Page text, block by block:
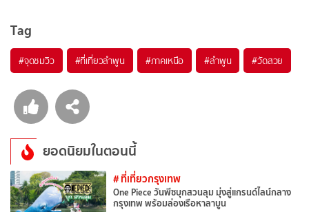
Tag
#จุดชมวิว #ที่เที่ยวลำพูน #ภาคเหนือ #ลำพูน #วัดสวย
ยอดนิยมในตอนนี้
# ที่เที่ยวกรุงเทพ
One Piece วันพีซบุกสวนลุม มุ่งสู่แกรนด์ไลน์กลาง
กรุงเทพ พร้อมล่องเรือหาลาบูน